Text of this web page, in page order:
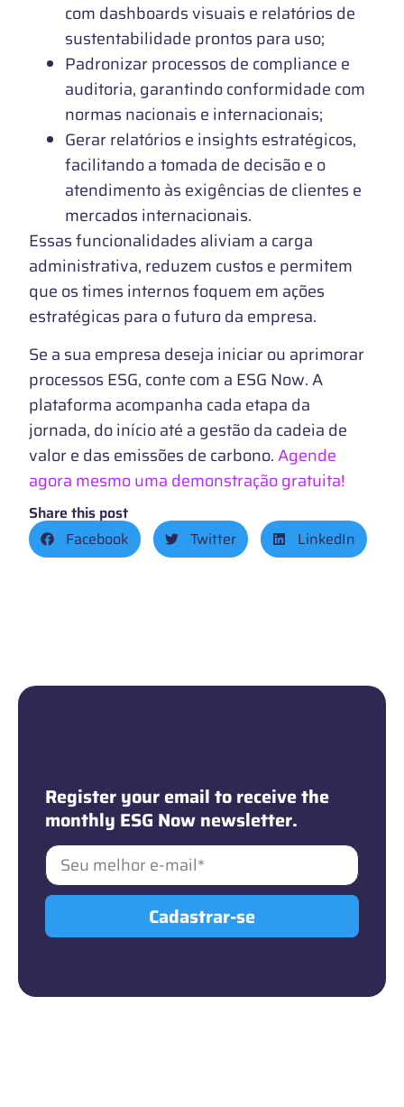
com dashboards visuais e relatórios de
sustentabilidade prontos para uso;
Padronizar processos de compliance e
auditoria, garantindo conformidade com
normas nacionais e internacionais;
Gerar relatórios e insights estratégicos,
facilitando a tomada de decisão e o
atendimento às exigências de clientes e
mercados internacionais.
Essas funcionalidades aliviam a carga
administrativa, reduzem custos e permitem
que os times internos foquem em ações
estratégicas para o futuro da empresa.
Se a sua empresa deseja iniciar ou aprimorar
processos ESG, conte com a ESG Now. A
plataforma acompanha cada etapa da
jornada, do início até a gestão da cadeia de
valor e das emissões de carbono.Agende
agora mesmo uma demonstração gratuita!
Share this post
Facebook
Twitter LinkedIn
Register your email to receive the
monthly ESG Now newsletter.
Cadastrar-se